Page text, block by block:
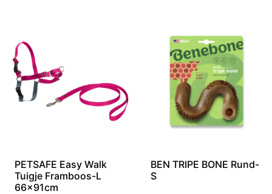
PETSAFE Easy Walk
Tuigje Framboos-L
66x91cm
BEN TRIPE BONE Rund-
S